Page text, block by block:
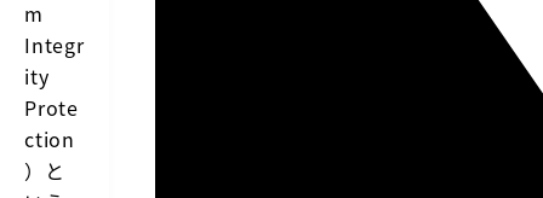
m
Integr
ity
Prote
ction
）と